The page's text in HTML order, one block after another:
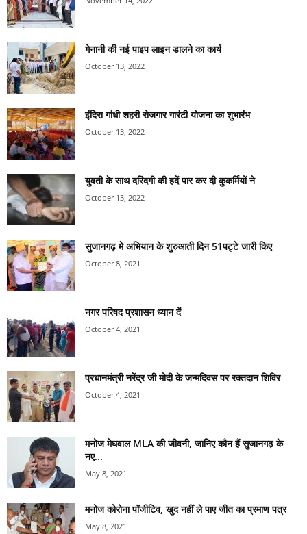
गेनानी की नई पाइप लाइन डालने का कार्य
October 13, 2022
इंदिरा गांधी शहरी रोजगार गारंटी योजना का शुभारंभ
October 13, 2022
युवती के साथ दरिंदगी की हदें पार कर दी कुकर्मियों ने
October 13, 2022
सुजानगढ़ मे अभियान के शुरुआती दिन 51पट्टे जारी किए
October 8, 2021
नगर परिषद प्रशासन ध्यान दें
October 4, 2021
प्रधानमंत्री नरेंद्र जी मोदी के जन्मदिवस पर रक्तदान शिविर
October 4, 2021
मनोज मेघवाल MLA की जीवनी, जानिए कौन हैं सुजानगढ़ के
नए...
May 8, 2021
मनोज कोरोना पॉजीटिव, खुद नहीं ले पाए जीत का प्रमाण पत्र
May 8, 2021